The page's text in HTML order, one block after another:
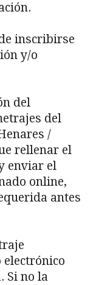
inscribirse
y/o
del
del
/
rellenar el
enviar el
online,
antes
Si no la